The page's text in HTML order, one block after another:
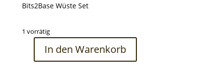
Bits2Base Wüste Set
1 vorrätig
Bits2BaseIn den Warenkorb